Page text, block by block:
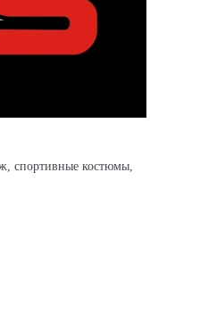
спортивные костюмы,